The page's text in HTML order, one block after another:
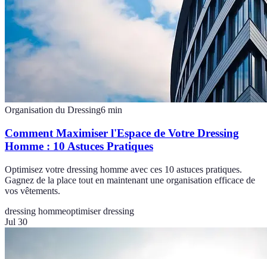
Organisation du Dressing6 min
Comment Maximiser l'Espace de Votre Dressing
Homme : 10 Astuces Pratiques
Optimisez votre dressing homme avec ces 10 astuces pratiques.
Gagnez de la place tout en maintenant une organisation efficace de
vos vêtements.
dressing hommeoptimiser dressing
Jul 30